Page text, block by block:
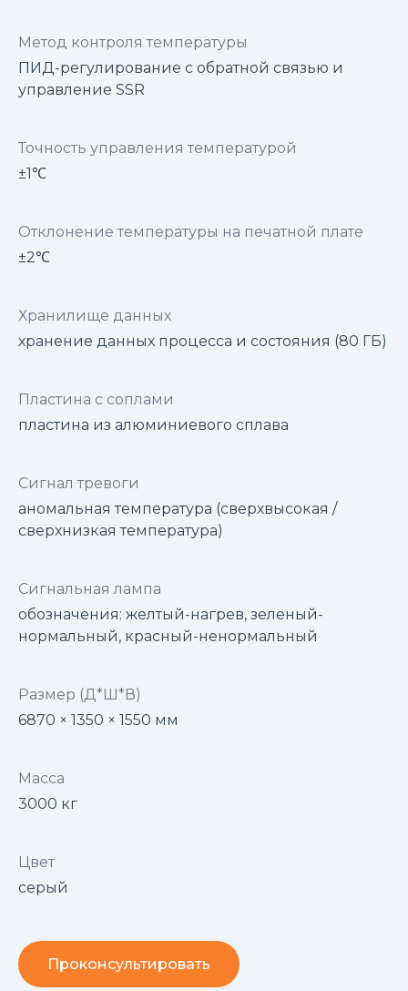
Метод контроля температуры
ПИД-регулирование с обратной связью и
управление SSR
Точность управления температурой
±1℃
Отклонение температуры на печатной плате
±2℃
Хранилище данных
хранение данных процесса и состояния (80 ГБ)
Пластина с соплами
пластина из алюминиевого сплава
Сигнал тревоги
аномальная температура (сверхвысокая /
сверхнизкая температура)
Сигнальная лампа
обозначения: желтый-нагрев, зеленый-
нормальный, красный-ненормальный
Размер (Д*Ш*В)
6870 × 1350 × 1550 мм
Масса
3000 кг
Цвет
серый
Проконсультировать